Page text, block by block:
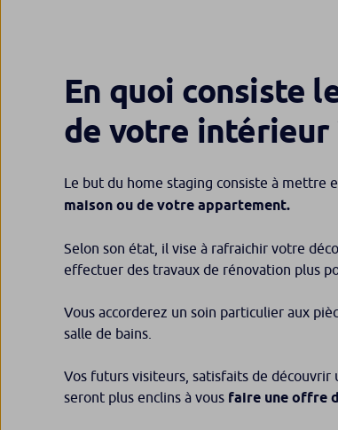
En quoi consiste
de votre intérieur
Le but du home staging consiste à mettre
maison ou de votre appartement.
Selon son état, il vise à rafraichir votre
effectuer des travaux de rénovation plus
Vous accorderez un soin particulier aux
salle de bains.
Vos futurs visiteurs, satisfaits de
seront plus enclins à vous faire une offre